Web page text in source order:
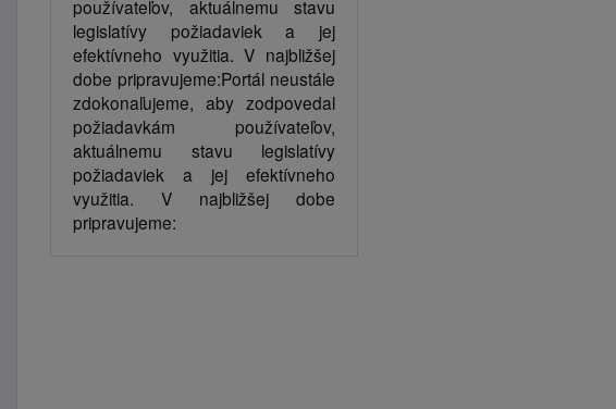
používateľov, aktuálnemu stavu
legislatívy požiadaviek a jej
efektívneho využitia. V najbližšej
dobe pripravujeme:Portál neustále
zdokonaľujeme, aby zodpovedal
požiadavkám používateľov,
aktuálnemu stavu legislatívy
požiadaviek a jej efektívneho
využitia. V najbližšej dobe
pripravujeme: